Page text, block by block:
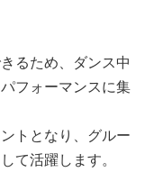
るため、ダンス中
フォーマンスに集
トとなり、グルー
て活躍します。